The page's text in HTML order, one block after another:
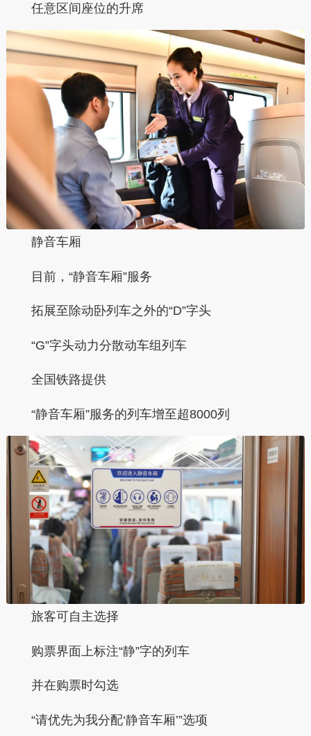
任意区间座位的升席
静音车厢
目前，“静音车厢”服务
拓展至除动卧列车之外的“D”字头
“G”字头动力分散动车组列车
全国铁路提供
“静音车厢”服务的列车增至超8000列
旅客可自主选择
购票界面上标注“静”字的列车
并在购票时勾选
“请优先为我分配‘静音车厢’”选项